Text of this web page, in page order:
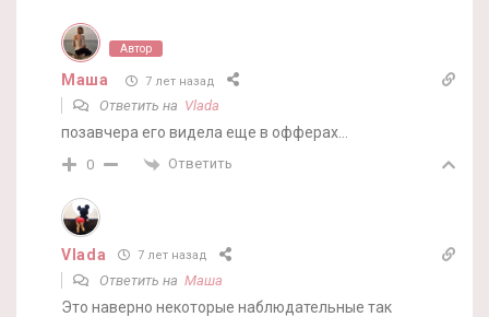
Автор
Маша 7 лет назад
Ответить на Vlada
позавчера его видела еще в офферах…
0 Ответить
Vlada 7 лет назад
Ответить на Маша
Это наверно некоторые наблюдательные так